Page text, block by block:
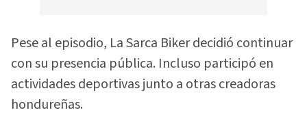
Pese al episodio, La Sarca Biker decidió continuar
con su presencia pública. Incluso participó en
actividades deportivas junto a otras creadoras
hondureñas.